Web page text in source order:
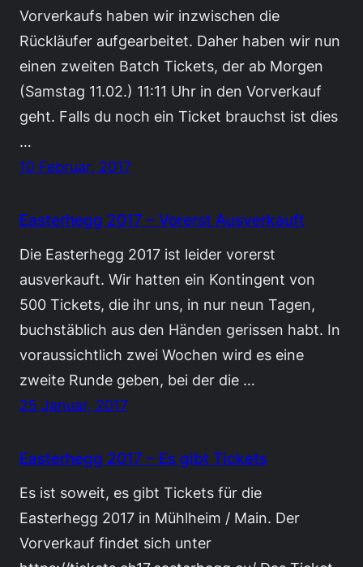
Vorverkaufs haben wir inzwischen die
Rückläufer aufgearbeitet. Daher haben wir nun
einen zweiten Batch Tickets, der ab Morgen
(Samstag 11.02.) 11:11 Uhr in den Vorverkauf
geht. Falls du noch ein Ticket brauchst ist dies
…
10 Februar, 2017
Easterhegg 2017 – Vorerst Ausverkauft
Die Easterhegg 2017 ist leider vorerst
ausverkauft. Wir hatten ein Kontingent von
500 Tickets, die ihr uns, in nur neun Tagen,
buchstäblich aus den Händen gerissen habt. In
voraussichtlich zwei Wochen wird es eine
zweite Runde geben, bei der die …
25 Januar, 2017
Easterhegg 2017 – Es gibt Tickets
Es ist soweit, es gibt Tickets für die
Easterhegg 2017 in Mühlheim / Main. Der
Vorverkauf findet sich unter